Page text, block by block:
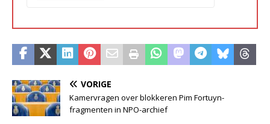
VORIGE
Kamervragen over blokkeren Pim Fortuyn-
fragmenten in NPO-archief